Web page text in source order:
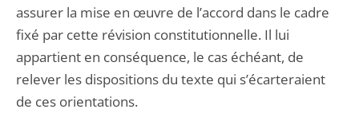
assurer la mise en œuvre de l’accord dans le cadre
fixé par cette révision constitutionnelle. Il lui
appartient en conséquence, le cas échéant, de
relever les dispositions du texte qui s’écarteraient
de ces orientations.